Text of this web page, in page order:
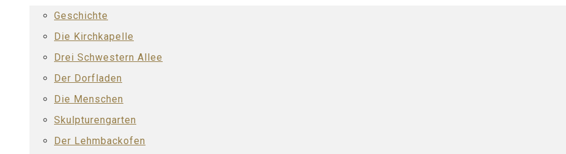
Geschichte
Die Kirchkapelle
Drei Schwestern Allee
Der Dorfladen
Die Menschen
Skulpturengarten
Der Lehmbackofen